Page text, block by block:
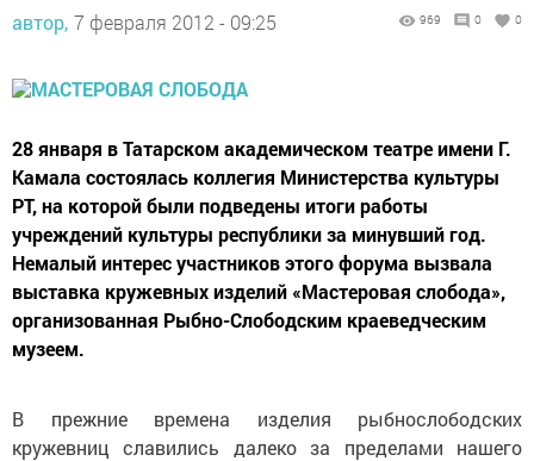
автор, 7 февраля 2012 - 09:25 969 0 0
28 января в Татарском академическом театре имени Г.
Камала состоялась коллегия Министерства культуры
РТ, на которой были подведены итоги работы
учреждений культуры республики за минувший год.
Немалый интерес участников этого форума вызвала
выставка кружевных изделий «Мастеровая слобода»,
организованная Рыбно-Слободским краеведческим
музеем.
В прежние времена изделия рыбнослободских
кружевниц славились далеко за пределами нашего